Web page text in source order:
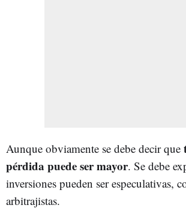
Aunque obviamente se debe decir que
pérdida puede ser mayor. Se debe
inversiones pueden ser especulativas,
arbitrajistas.